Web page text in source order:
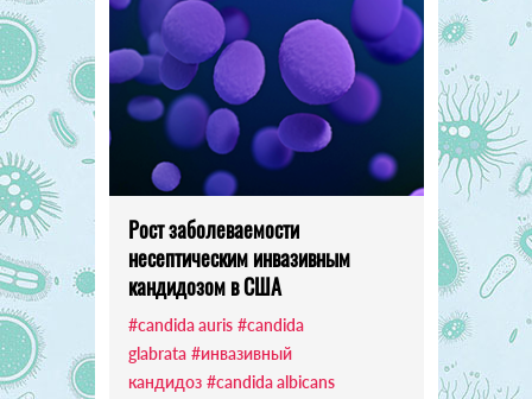
Рост заболеваемости
несептическим инвазивным
кандидозом в США
#candida auris #candida
glabrata #инвазивный
кандидоз #candida albicans